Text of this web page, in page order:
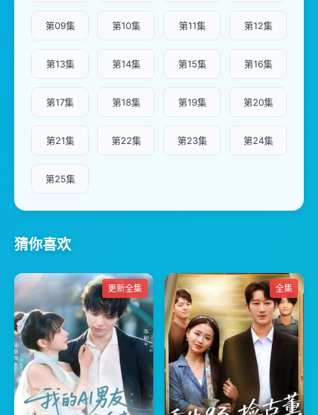
第09集 第10集 第11集 第12集
第13集 第14集 第15集 第16集
第17集 第18集 第19集 第20集
第21集 第22集 第23集 第24集
第25集
猜你喜欢
更新全集 全集